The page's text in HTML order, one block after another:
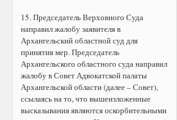
15. Председатель Верховного Суда
направил жалобу заявителя в
Архангельский областной суд для
принятия мер. Председатель
Архангельского областного суда направил
жалобу в Совет Адвокатской палаты
Архангельской области (далее – Совет),
ссылаясь на то, что вышеизложенные
высказывания являются оскорбительными